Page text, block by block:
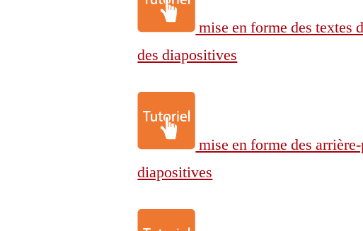
mise en forme des textes
des diapositives
mise en forme des
diapositives